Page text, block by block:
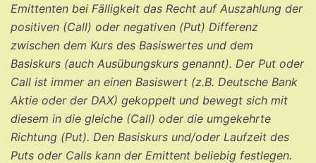
Emittenten bei Fälligkeit das Recht auf Auszahlung der
positiven (Call) oder negativen (Put) Differenz
zwischen dem Kurs des Basiswertes und dem
Basiskurs (auch Ausübungskurs genannt). Der Put oder
Call ist immer an einen Basiswert (z.B. Deutsche Bank
Aktie oder der DAX) gekoppelt und bewegt sich mit
diesem in die gleiche (Call) oder die umgekehrte
Richtung (Put). Den Basiskurs und/oder Laufzeit des
Puts oder Calls kann der Emittent beliebig festlegen.